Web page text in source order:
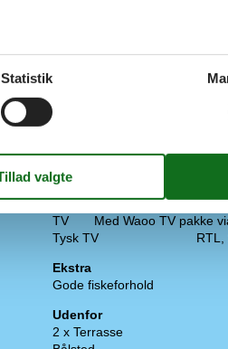
Dansk tv
TV2, DR1,
Gratis Wi-Fi - Over 20 Mbit
Norsk TV
Svensk TV
TV
Med Waoo TV pakke
Tysk TV
RTL,
Ekstra
Gode fiskeforhold
Udenfor
2 x Terrasse
Statistik